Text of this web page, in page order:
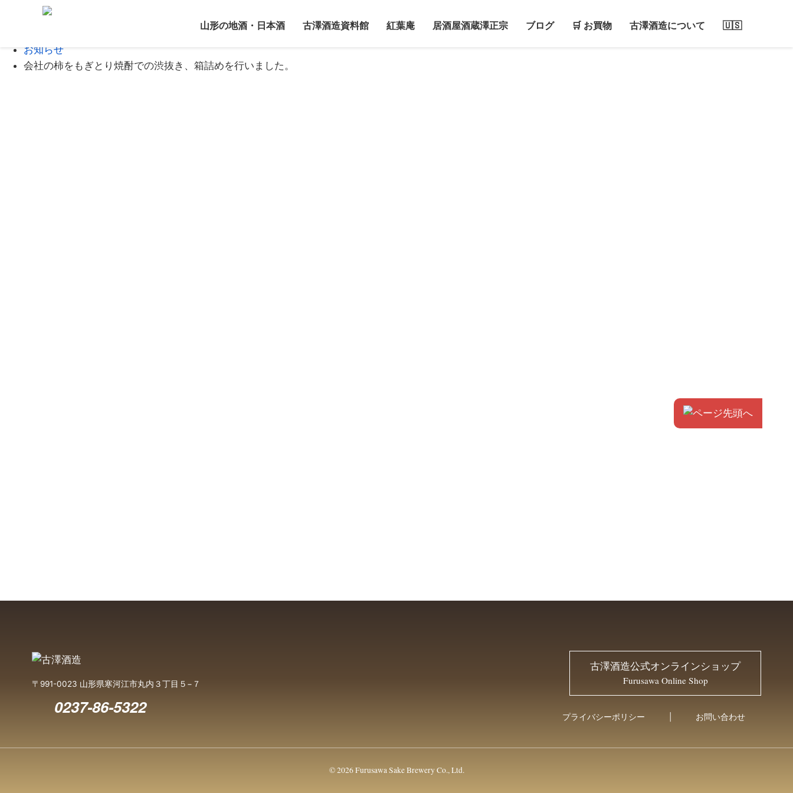
山形の地酒・日本酒 古澤酒造資料館 紅葉庵 居酒屋酒蔵澤正宗 ブログ 🛒 お買物 古澤酒造について 🇺🇸
Home
お知らせ
会社の柿をもぎとり焼酎での渋抜き、箱詰めを行いました。
〒991-0023 山形県寒河江市丸内３丁目５−７
0237-86-5322
古澤酒造公式オンラインショップ
Furusawa Online Shop
プライバシーポリシー お問い合わせ
© 2026 Furusawa Sake Brewery Co., Ltd.